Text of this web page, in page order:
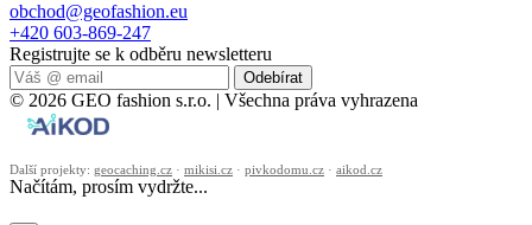
obchod@geofashion.eu
+420 603-869-247
Registrujte se k odběru newsletteru
Odebírat
© 2026 GEO fashion s.r.o. | Všechna práva vyhrazena
Další projekty: geocaching.cz · mikisi.cz · pivkodomu.cz · aikod.cz
Načítám, prosím vydržte...